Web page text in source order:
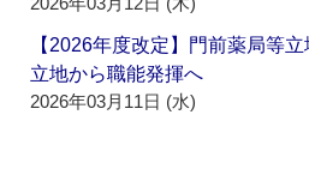
【2026年度改定】門前薬局等
立地から職能発揮へ
2026年03月11日 (水)